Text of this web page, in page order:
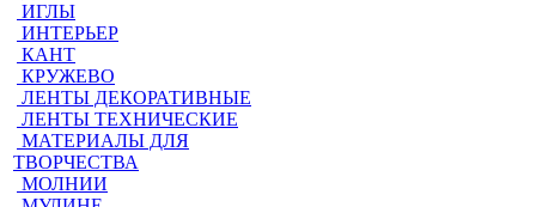
ИГЛЫ
ИНТЕРЬЕР
КАНТ
КРУЖЕВО
ЛЕНТЫ ДЕКОРАТИВНЫЕ
ЛЕНТЫ ТЕХНИЧЕСКИЕ
МАТЕРИАЛЫ ДЛЯ
ТВОРЧЕСТВА
МОЛНИИ